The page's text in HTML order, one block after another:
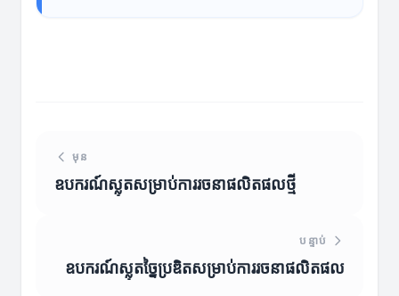
មុន
ឧបករណ៍ស្លុតសម្រាប់ការរចនាផលិតផលថ្មី
បន្ទាប់
ឧបករណ៍ស្លុតច្នៃប្រឌិតសម្រាប់ការរចនាផលិតផល